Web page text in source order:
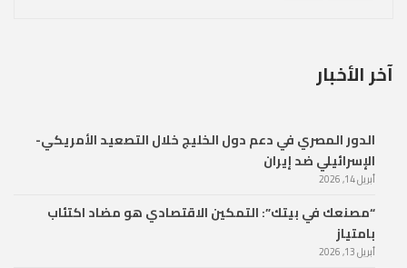
آخر الأخبار
الدور المصري في دعم دول الخليج خلال التصعيد الأمريكي-
الإسرائيلي ضد إيران
أبريل 14, 2026
“مصنعك في بيتك”: التمكين الاقتصادي هو مضاد اكتئاب
بامتياز
أبريل 13, 2026